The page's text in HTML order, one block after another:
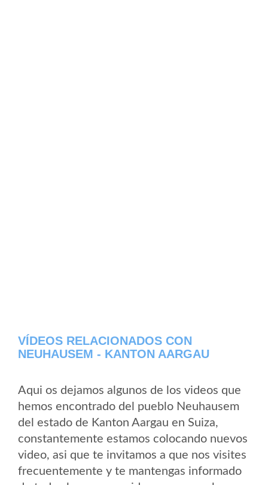
VÍDEOS RELACIONADOS CON
NEUHAUSEM - KANTON AARGAU
Aqui os dejamos algunos de los videos que
hemos encontrado del pueblo Neuhausem
del estado de Kanton Aargau en Suiza,
constantemente estamos colocando nuevos
video, asi que te invitamos a que nos visites
frecuentemente y te mantengas informado